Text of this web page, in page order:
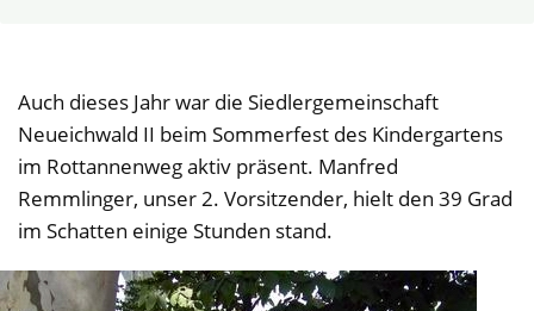
Auch dieses Jahr war die Siedlergemeinschaft
Neueichwald II beim Sommerfest des Kindergartens
im Rottannenweg aktiv präsent. Manfred
Remmlinger, unser 2. Vorsitzender, hielt den 39 Grad
im Schatten einige Stunden stand.